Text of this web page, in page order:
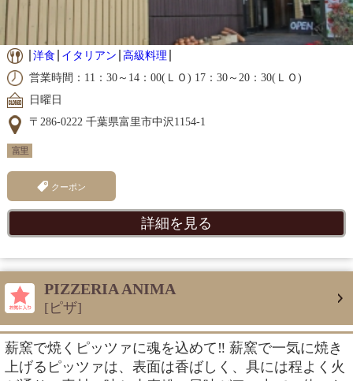
洋食 イタリアン 高級料理
営業時間：11：30～14：00(ＬＯ) 17：30～20：30(ＬＯ)
日曜日
〒286-0222 千葉県富里市中沢1154-1
富里
クーポン
詳細を見る
PIZZERIA ANIMA
[ピザ]
薪窯で焼くピッツァに魂を込めて‼︎ 薪窯で一気に焼き
上げるピッツァは、表面は香ばしく、具には程よく火